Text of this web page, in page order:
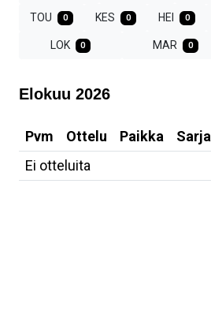
TOU 0 KES 0 HEI 0
LOK 0 MAR 0
Elokuu 2026
Pvm Ottelu Paikka Sarja
Ei otteluita